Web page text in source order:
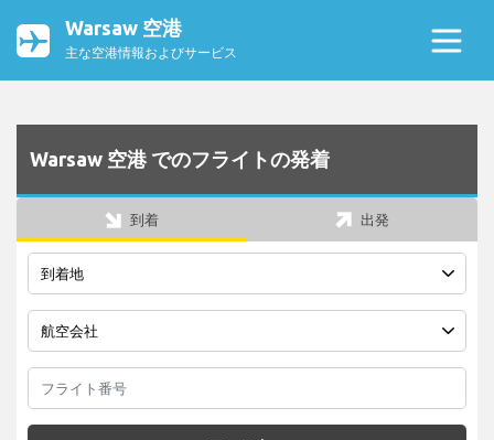
Warsaw 空港
主な空港情報およびサービス
Warsaw 空港 でのフライトの発着
到着 出発